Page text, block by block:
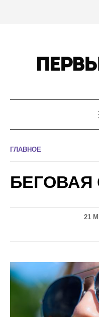
ГЛАВНОЕ
БЕГОВАЯ
21